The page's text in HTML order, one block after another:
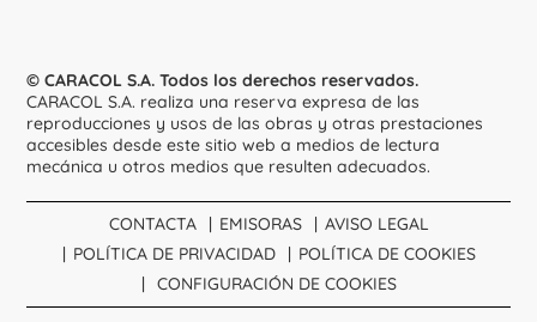
© CARACOL S.A. Todos los derechos reservados.
CARACOL S.A. realiza una reserva expresa de las
reproducciones y usos de las obras y otras prestaciones
accesibles desde este sitio web a medios de lectura
mecánica u otros medios que resulten adecuados.
CONTACTA EMISORAS
AVISO LEGAL
POLÍTICA DE PRIVACIDAD
POLÍTICA DE COOKIES
CONFIGURACIÓN DE COOKIES